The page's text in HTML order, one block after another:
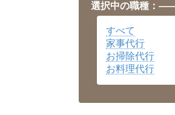
岡山県▼
広島県▼
沖縄県
選択中の職種：
すべて
家事代行
お掃除代行
お料理代行